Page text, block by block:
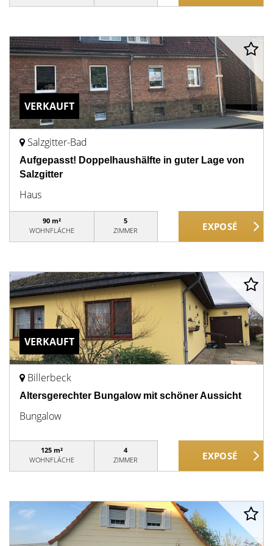
VERKAUFT
Salzgitter-Bad
Aufgepasst! Doppelhaushälfte in guter Lage von
Salzgitter
Haus
90 m²
WOHNFLÄCHE
5
ZIMMER
VERKAUFT
Billerbeck
Altersgerechter Bungalow mit schöner Aussicht
Bungalow
125 m²
WOHNFLÄCHE
4
ZIMMER